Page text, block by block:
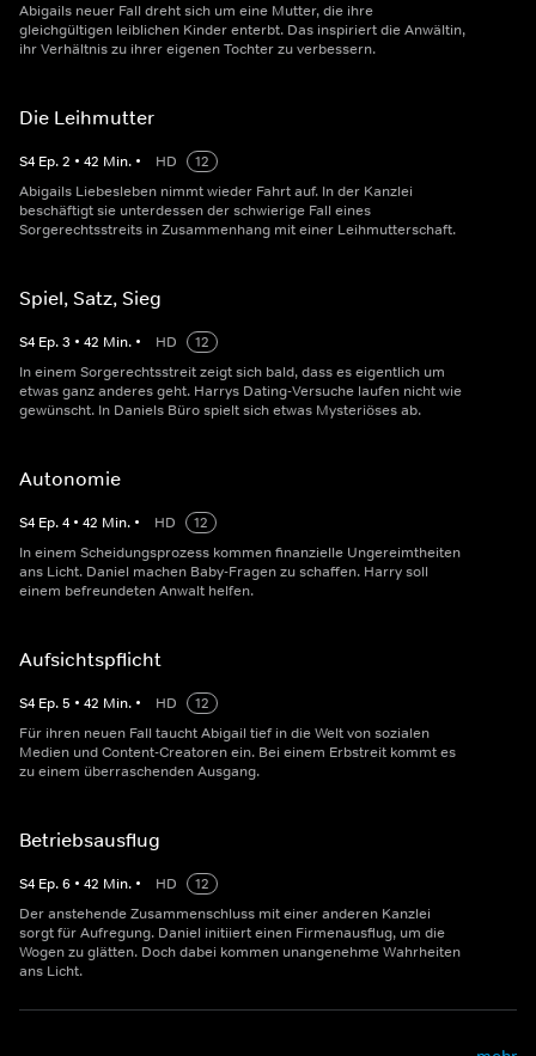
Abigails neuer Fall dreht sich um eine Mutter, die ihre
gleichgültigen leiblichen Kinder enterbt. Das inspiriert die Anwältin,
ihr Verhältnis zu ihrer eigenen Tochter zu verbessern.
Die Leihmutter
S4 Ep.2 • 42 Min. • HD
12
Abigails Liebesleben nimmt wieder Fahrt auf. In der Kanzlei
beschäftigt sie unterdessen der schwierige Fall eines
Sorgerechtsstreits in Zusammenhang mit einer Leihmutterschaft.
Spiel, Satz, Sieg
S4 Ep.3 • 42 Min. • HD
12
In einem Sorgerechtsstreit zeigt sich bald, dass es eigentlich um
etwas ganz anderes geht. Harrys Dating-Versuche laufen nicht wie
gewünscht. In Daniels Büro spielt sich etwas Mysteriöses ab.
Autonomie
S4 Ep.4 • 42 Min. • HD
12
In einem Scheidungsprozess kommen finanzielle Ungereimtheiten
ans Licht. Daniel machen Baby-Fragen zu schaffen. Harry soll
einem befreundeten Anwalt helfen.
Aufsichtspflicht
S4 Ep.5 • 42 Min. • HD
12
Für ihren neuen Fall taucht Abigail tief in die Welt von sozialen
Medien und Content-Creatoren ein. Bei einem Erbstreit kommt es
zu einem überraschenden Ausgang.
Betriebsausflug
S4 Ep.6 • 42 Min. • HD
12
Der anstehende Zusammenschluss mit einer anderen Kanzlei
sorgt für Aufregung. Daniel initiiert einen Firmenausflug, um die
Wogen zu glätten. Doch dabei kommen unangenehme Wahrheiten
ans Licht.